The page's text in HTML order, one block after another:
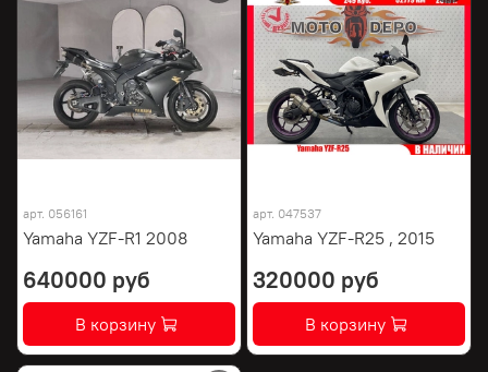
арт. 056161
Yamaha YZF-R1 2008
640000 руб
В корзину
арт. 047537
Yamaha YZF-R25 , 2015
320000 руб
В корзину